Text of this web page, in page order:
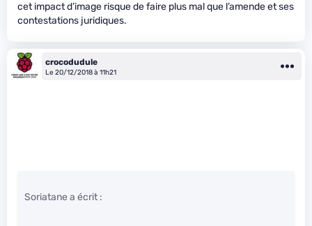
cet impact d’image risque de faire plus mal que l’amende et ses
contestations juridiques.
crocodudule
Le 20/12/2018 à 11h21
Soriatane a écrit :